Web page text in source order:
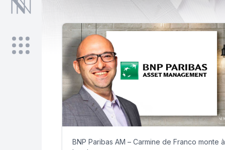
BNP Paribas AM – Carmine de Franco monte à